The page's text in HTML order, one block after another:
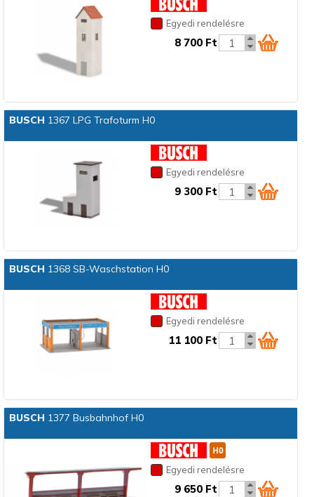
Egyedi rendelésre
8 700 Ft
BUSCH 1367 LPG Trafoturm H0
Egyedi rendelésre
9 300 Ft
BUSCH 1368 SB-Waschstation H0
Egyedi rendelésre
11 100 Ft
BUSCH 1377 Busbahnhof H0
Egyedi rendelésre
9 650 Ft